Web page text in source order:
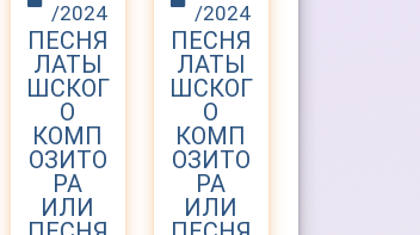
/2024
ПЕСНЯ
ЛАТЫ
ШСКОГ
О
КОМП
ОЗИТО
РА
ИЛИ
/2024
ПЕСНЯ
ЛАТЫ
ШСКОГ
О
КОМП
ОЗИТО
РА
ИЛИ